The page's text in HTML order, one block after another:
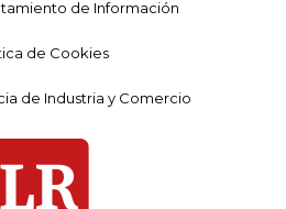
de Información
de Cookies
de Industria y Comercio